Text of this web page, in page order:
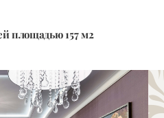
площадью 157 м2